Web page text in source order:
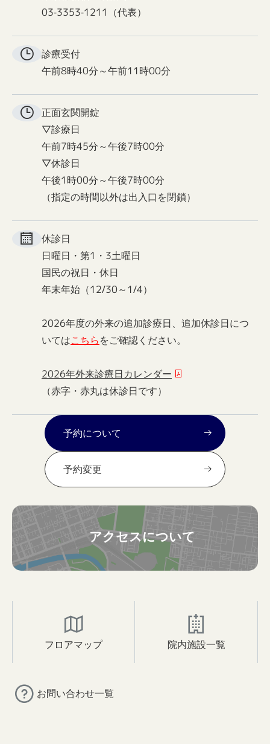
03-3353-1211（代表）
診療受付
午前8時40分～午前11時00分
正面玄関開錠
▽診療日
午前7時45分～午後7時00分
▽休診日
午後1時00分～午後7時00分
（指定の時間以外は出入口を閉鎖）
休診日
日曜日・第1・3土曜日
国民の祝日・休日
年末年始（12/30～1/4）
2026年度の外来の追加診療日、追加休診日につ
いてはこちらをご確認ください。
2026年外来診療日カレンダー
（赤字・赤丸は休診日です）
予約について
予約変更
アクセスについて
フロアマップ 院内施設一覧
お問い合わせ一覧